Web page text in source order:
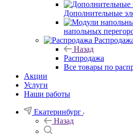
Дополнительные
напольных
Назад
Распродажа
Все товары по
Акции
Услуги
Наши работы
Екатеринбург
Назад